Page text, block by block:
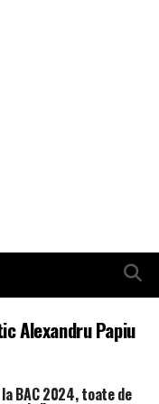
Alexandru Papiu
BAC 2024, toate de